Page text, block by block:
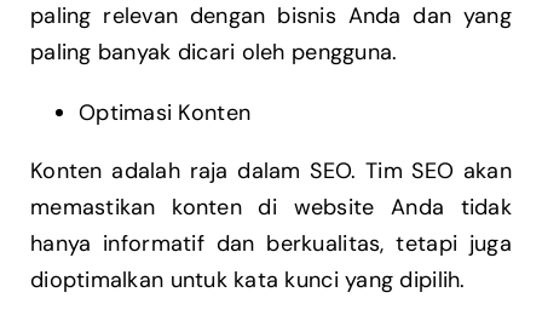
paling relevan dengan bisnis Anda dan yang
paling banyak dicari oleh pengguna.
Optimasi Konten
Konten adalah raja dalam SEO. Tim SEO akan
memastikan konten di website Anda tidak
hanya informatif dan berkualitas, tetapi juga
dioptimalkan untuk kata kunci yang dipilih.